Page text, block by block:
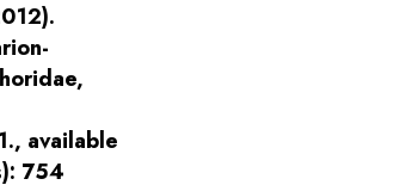
available
754